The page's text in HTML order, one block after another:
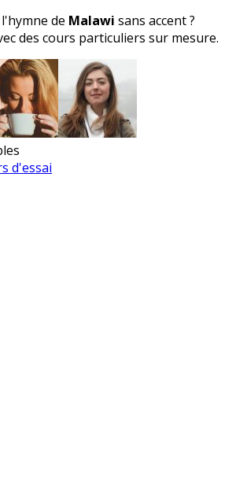
de Malawi sans accent ?
des cours particuliers sur mesure.
d'essai